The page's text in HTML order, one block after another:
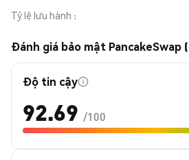
Tỷ lệ lưu hành
Đánh giá bảo mật PancakeSwap
Độ tin cậy
92.69 /100